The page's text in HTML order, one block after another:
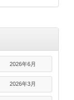
2026年6月
2026年3月